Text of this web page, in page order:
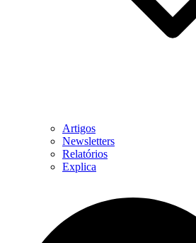
Artigos
Newsletters
Relatórios
Explica